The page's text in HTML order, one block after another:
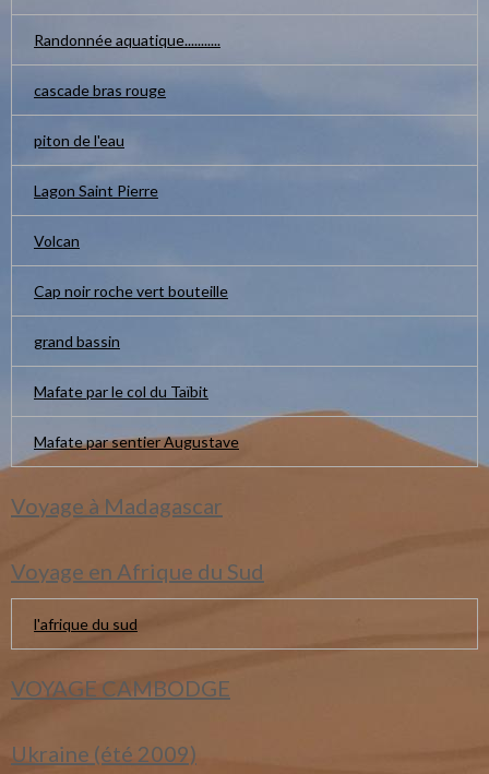
Randonnée aquatique...........
cascade bras rouge
piton de l'eau
Lagon Saint Pierre
Volcan
Cap noir roche vert bouteille
grand bassin
Mafate par le col du Taïbit
Mafate par sentier Augustave
Voyage à Madagascar
Voyage en Afrique du Sud
l'afrique du sud
VOYAGE CAMBODGE
Ukraine (été 2009)